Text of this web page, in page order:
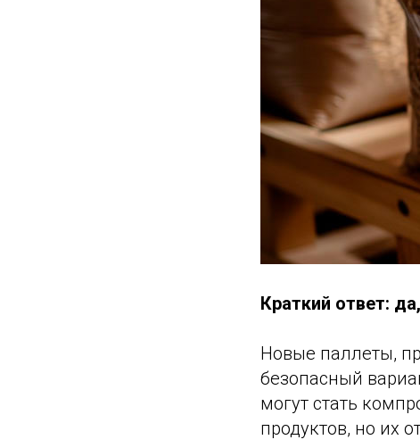
Краткий ответ:
Новые паллеты,
безопасный
могут стать
продуктов, но их